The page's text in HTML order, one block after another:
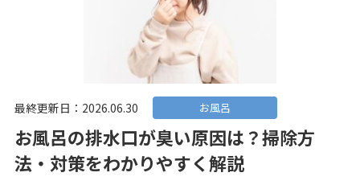
最終更新日：2026.06.30 お風呂
お風呂の排水口が臭い原因は？掃除方
法・対策をわかりやすく解説